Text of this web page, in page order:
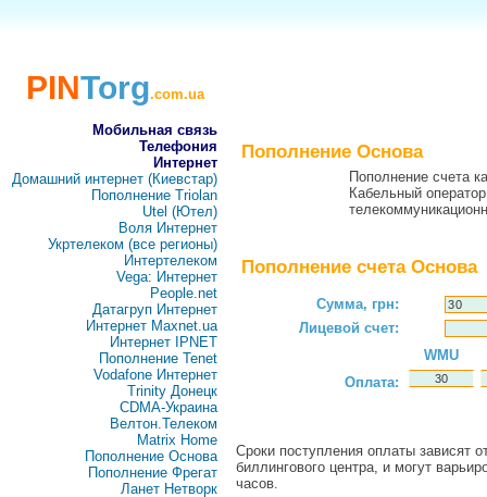
PINTorg.com.ua
Мобильная связь
Телефония
Интернет
Домашний интернет (Киевстар)
Пополнение Triolan
Utel (Ютел)
Воля Интернет
Укртелеком (все регионы)
Интертелеком
Vega: Интернет
People.net
Датагруп Интернет
Интернет Maxnet.ua
Интернет IPNET
Пополнение Tenet
Vodafone Интернет
Trinity Донецк
CDMA-Украина
Велтон.Телеком
Matrix Home
Пополнение Основа
Пополнение Фрегат
Ланет Нетворк
Пополнение Основа
Пополнение счета
Кабельный
Пополнение счета Основа
Сумма, грн:
Лицевой счет:
Оплата:
WMU
Сроки поступления оплаты зависят
биллингового центра, и могут
часов.